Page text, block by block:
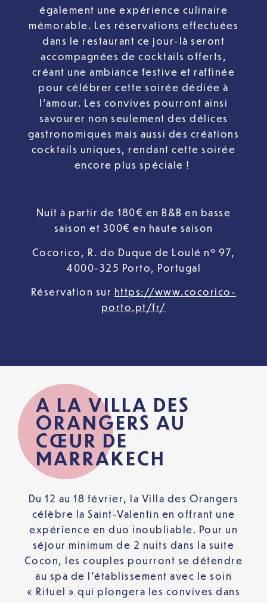
également une expérience culinaire
mémorable. Les réservations effectuées
dans le restaurant ce jour-là seront
accompagnées de cocktails offerts,
créant une ambiance festive et raffinée
pour célébrer cette soirée dédiée à
l’amour. Les convives pourront ainsi
savourer non seulement des délices
gastronomiques mais aussi des créations
cocktails uniques, rendant cette soirée
encore plus spéciale !
Nuit à partir de 180€ en B&B en basse
saison et 300€ en haute saison
Cocorico, R. do Duque de Loulé nº 97,
4000-325 Porto, Portugal
Réservation sur https://www.cocorico-
porto.pt/fr/
A LA VILLA DES
ORANGERS AU
CŒUR DE
MARRAKECH
Du 12 au 18 février, la Villa des Orangers
célèbre la Saint-Valentin en offrant une
expérience en duo inoubliable. Pour un
séjour minimum de 2 nuits dans la suite
Cocon, les couples pourront se détendre
au spa de l’établissement avec le soin
« Rituel » qui plongera les convives dans